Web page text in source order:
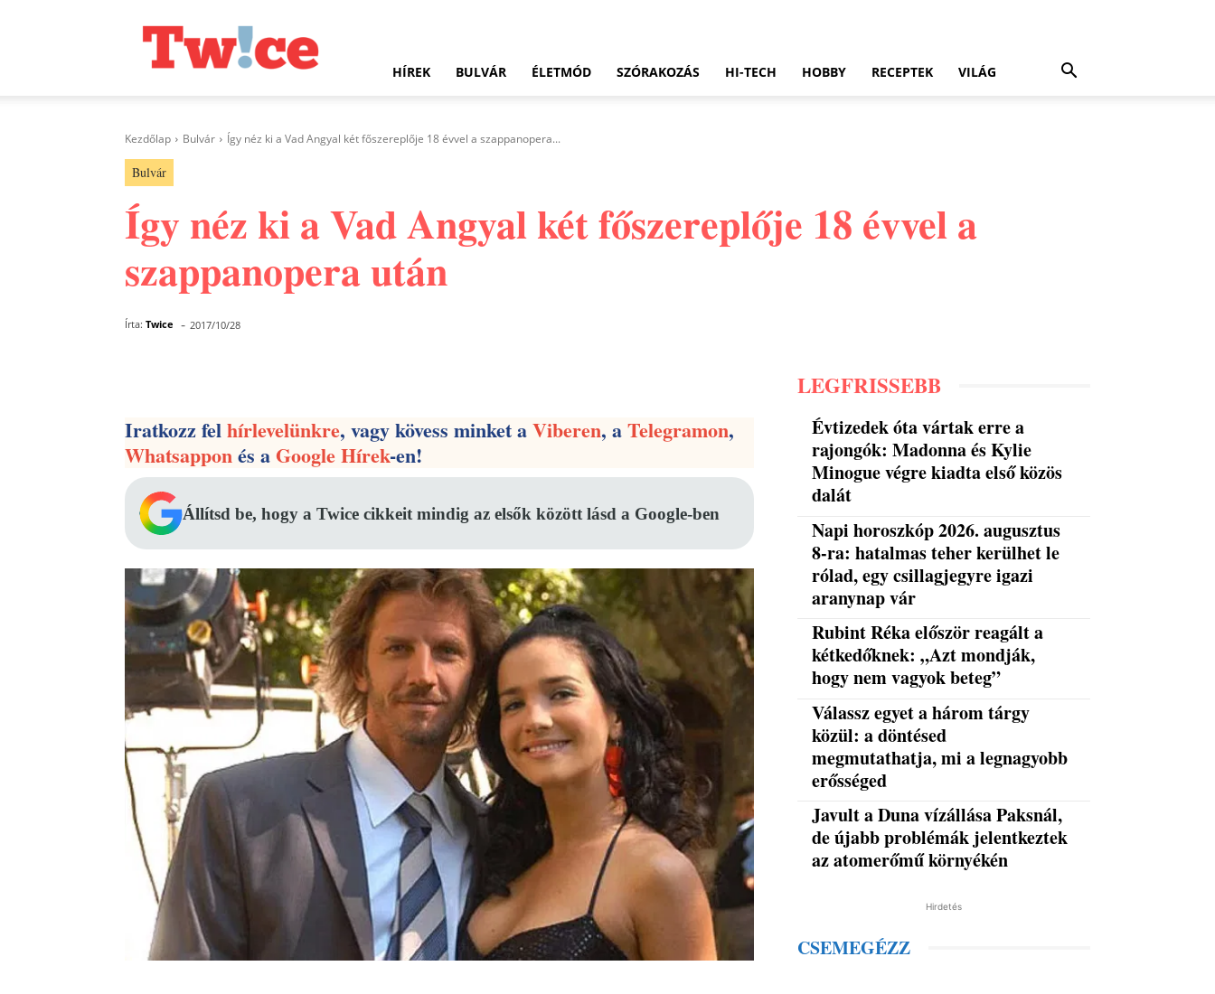
HÍREK BULVÁR ÉLETMÓD SZÓRAKOZÁS HI-TECH HOBBY RECEPTEK VILÁG
Kezdőlap Bulvár Így néz ki a Vad Angyal két főszereplője 18 évvel a szappanopera...
Bulvár
Így néz ki a Vad Angyal két főszereplője 18 évvel a
szappanopera után
Írta: Twice - 2017/10/28
Iratkozz felhírlevelünkre, vagy kövess minket aViberen, aTelegramon,
Whatsapponés aGoogle Hírek-en!
Állítsd be, hogy a Twice cikkeit mindig az elsők között lásd a Google-ben
LEGFRISSEBB
Évtizedek óta vártak erre a
rajongók: Madonna és Kylie
Minogue végre kiadta első közös
dalát
Napi horoszkóp 2026. augusztus
8-ra: hatalmas teher kerülhet le
rólad, egy csillagjegyre igazi
aranynap vár
Rubint Réka először reagált a
kétkedőknek: „Azt mondják,
hogy nem vagyok beteg”
Válassz egyet a három tárgy
közül: a döntésed
megmutathatja, mi a legnagyobb
erősséged
Javult a Duna vízállása Paksnál,
de újabb problémák jelentkeztek
az atomerőmű környékén
Hirdetés
CSEMEGÉZZ